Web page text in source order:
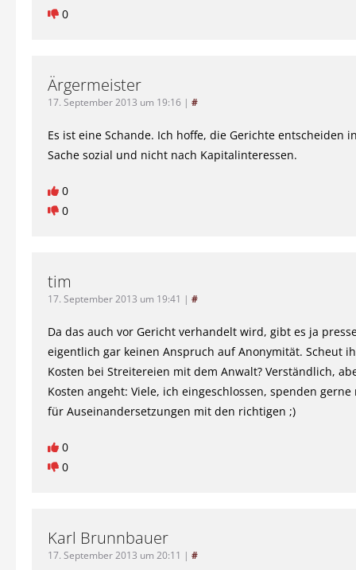
0
Ärgermeister
17. September 2013 um 19:16 | #
Es ist eine Schande. Ich hoffe, die Gerichte entscheiden
Sache sozial und nicht nach Kapitalinteressen.
0
0
tim
17. September 2013 um 19:41 | #
Da das auch vor Gericht verhandelt wird, gibt es ja
eigentlich gar keinen Anspruch auf Anonymität. Scheut
Kosten bei Streitereien mit dem Anwalt? Verständlich,
Kosten angeht: Viele, ich eingeschlossen, spenden
für Auseinandersetzungen mit den richtigen ;)
0
0
Karl Brunnbauer
17. September 2013 um 20:11 | #